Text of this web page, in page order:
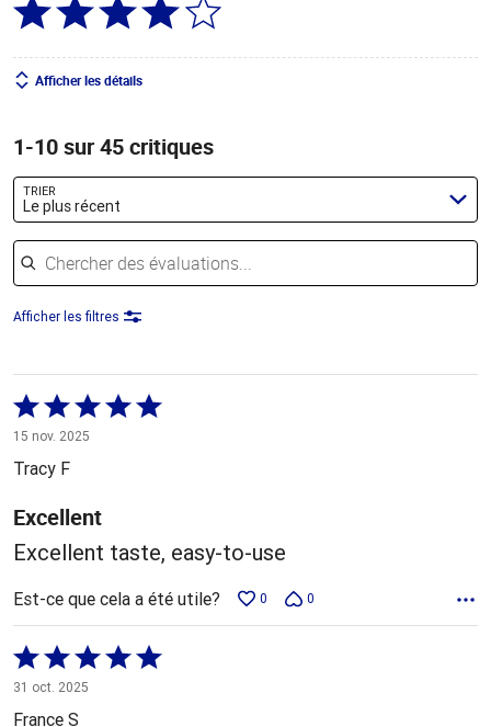
Afficher les détails
1-10 sur 45 critiques
TRIER
Le plus récent
Chercher des évaluations
Afficher les filtres
Coté
5 sur
5
15 nov. 2025
Tracy F
Excellent
Excellent taste, easy-to-use
Est-ce que cela a été utile? 0 0
Coté
5 sur
5
31 oct. 2025
France S